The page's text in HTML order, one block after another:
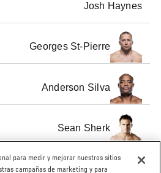
Josh Haynes
Georges St-Pierre
Anderson Silva
Sean Sherk
Rich Franklin
para medir y mejorar nuestros sitios
campañas de marketing y para